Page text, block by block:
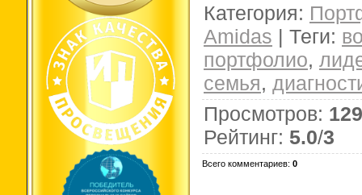
Категория:
Amidas | Теги:
портфолио,
семья,
Просмотров:
Рейтинг: 5.0/3
Всего комментариев: 0